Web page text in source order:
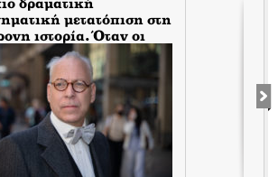
δραματική
μετατόπιση στη
ιστορία. Όταν οι
πέταξαν τις
τους